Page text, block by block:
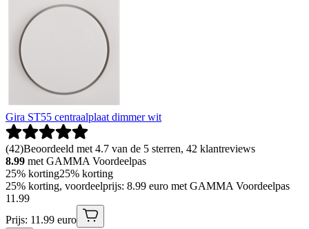
Gira ST55 centraalplaat dimmer wit
(42)Beoordeeld met 4.7 van de 5 sterren, 42 klantreviews
8.99 met GAMMA Voordeelpas
25% korting25% korting
25% korting, voordeelprijs: 8.99 euro met GAMMA Voordeelpas
11 .99
Prijs: 11.99 euro